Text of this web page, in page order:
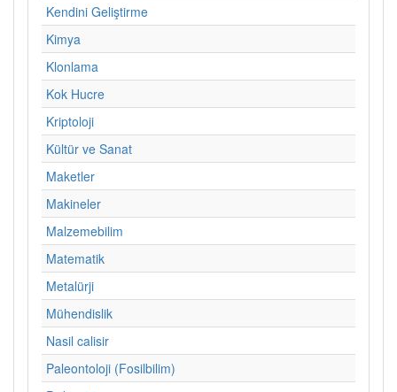
Kendini Geliştirme
Kimya
Klonlama
Kok Hucre
Kriptoloji
Kültür ve Sanat
Maketler
Makineler
Malzemebilim
Matematik
Metalürji
Mühendislik
Nasil calisir
Paleontoloji (Fosilbilim)